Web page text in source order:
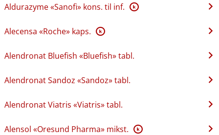
Aldurazyme «Sanofi» kons. til inf. K
Alecensa «Roche» kaps. K
Alendronat Bluefish «Bluefish» tabl.
Alendronat Sandoz «Sandoz» tabl.
Alendronat Viatris «Viatris» tabl.
Alensol «Oresund Pharma» mikst. K